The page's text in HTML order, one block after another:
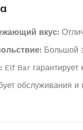
вкус:
Большой
Elf Bar гарантирует
обслуживания и